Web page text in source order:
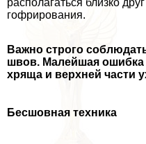
располагаться близко
гофрирования.
Важно строго
швов. Малейшая
хряща и верхней части
Бесшовная техника